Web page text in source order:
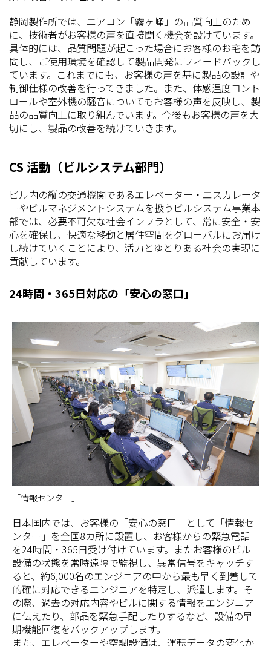
静岡製作所では、エアコン「霧ヶ峰」の品質向上のため
に、技術者がお客様の声を直接聞く機会を設けています。
具体的には、品質問題が起こった場合にお客様のお宅を訪
問し、ご使用環境を確認して製品開発にフィードバックし
ています。これまでにも、お客様の声を基に製品の設計や
制御仕様の改善を行ってきました。また、体感温度コント
ロールや室外機の騒音についてもお客様の声を反映し、製
品の品質向上に取り組んでいます。今後もお客様の声を大
切にし、製品の改善を続けていきます。
CS 活動（ビルシステム部門）
ビル内の縦の交通機関であるエレベーター・エスカレータ
ーやビルマネジメントシステムを扱うビルシステム事業本
部では、必要不可欠な社会インフラとして、常に安全・安
心を確保し、快適な移動と居住空間をグローバルにお届け
し続けていくことにより、活力とゆとりある社会の実現に
貢献しています。
24時間・365日対応の「安心の窓口」
「情報センター」
日本国内では、お客様の「安心の窓口」として「情報セ
ンター」を全国8カ所に設置し、お客様からの緊急電話
を24時間・365日受け付けています。またお客様のビル
設備の状態を常時遠隔で監視し、異常信号をキャッチす
ると、約6,000名のエンジニアの中から最も早く到着して
的確に対応できるエンジニアを特定し、派遣します。そ
の際、過去の対応内容やビルに関する情報をエンジニア
に伝えたり、部品を緊急手配したりするなど、設備の早
期機能回復をバックアップします。
また、エレベーターや空調設備は、運転データの変化か